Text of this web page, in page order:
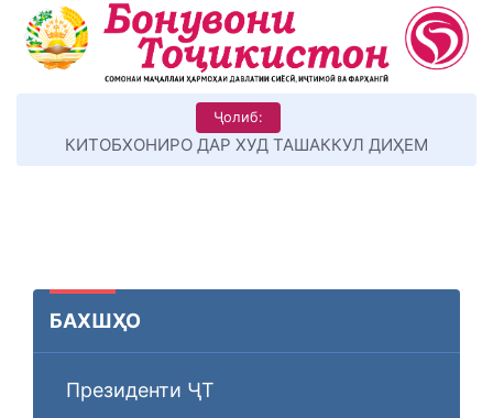
Ҷолиб:
КИТОБХОНИРО ДАР ХУД ТАШАККУЛ ДИҲЕМ
БАХШҲО
Президенти ҶТ